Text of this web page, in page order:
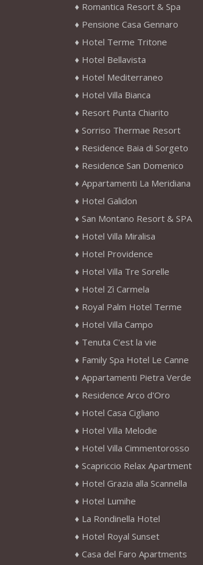
Romantica Resort & Spa
Pensione Casa Gennaro
Hotel Terme Tritone
Hotel Bellavista
Hotel Mediterraneo
Hotel Villa Bianca
Resort Punta Chiarito
Sorriso Thermae Resort
Residence Baia di Sorgeto
Residence San Domenico
Appartamenti La Meridiana
Hotel Galidon
San Montano Resort & SPA
Hotel Villa Miralisa
Hotel Providence
Hotel Villa Tre Sorelle
Hotel Zì Carmela
Royal Palm Hotel Terme
Hotel Villa Campo
Tenuta C'est la vie
Family Spa Hotel Le Canne
Appartamenti Pietra Verde
Residence Arco d'Oro
Hotel Casa Cigliano
Hotel Villa Melodie
Hotel Villa Cimmentorosso
Scapriccio Relax Apartment
Hotel Grazia alla Scannella
Hotel Lumihe
La Rondinella Hotel
Hotel Royal Sunset
Casa del Faro Apartments